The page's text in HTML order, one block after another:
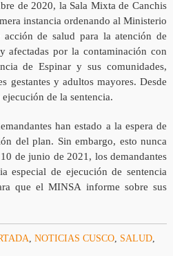
de 2020, la Sala Mixta de Canchis
instancia ordenando al Ministerio
de salud para la atención de
afectadas por la contaminación con
de Espinar y sus comunidades,
gestantes y adultos mayores. Desde
de la sentencia.
han estado a la espera de
del plan. Sin embargo, esto nunca
de junio de 2021, los demandantes
especial de ejecución de sentencia
que el MINSA informe sobre sus
, NOTICIAS CUSCO, SALUD,